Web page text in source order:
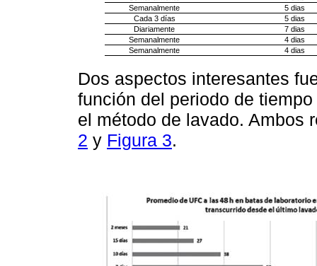
Semanalmente
5 dias
Cada 3 días
5 dias
Diariamente
7 dias
Semanalmente
4 dias
Semanalmente
4 dias
Dos aspectos interesantes
función del periodo de
el método de lavado.
2 y Figura 3.